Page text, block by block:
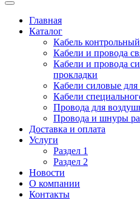
Главная
Каталог
Кабель контрольный
Кабели и провода
Кабели и провода
прокладки
Кабели силовые
Кабели
Провода для
Провода и шнуры
Доставка и оплата
Услуги
Раздел 1
Раздел 2
Новости
О компании
Контакты